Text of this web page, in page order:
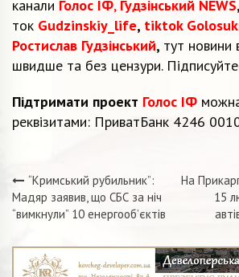
канали Голос ІФ, Гудзінський NEWS,
ток Gudzinskiy_life, tiktok
Ростислав Гудзінський, тут новини
швидше та без цензури.
Підтримати проект Голос ІФ
реквізитами: ПриватБанк 4246
Навігація
“Кримський рубильник”:
Мадяр заявив, що СБС за ніч
“вимкнули” 10 енергооб’єктів
На
15